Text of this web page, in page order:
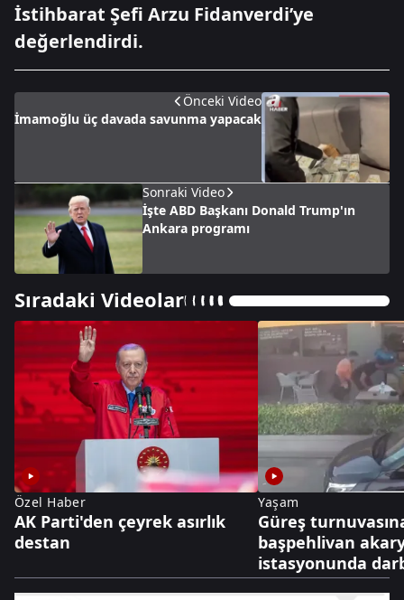
İstihbarat Şefi Arzu Fidanverdi’ye
değerlendirdi.
Önceki Video
İmamoğlu üç davada savunma yapacak
Sonraki Video
İşte ABD Başkanı Donald Trump'ın
Ankara programı
Sıradaki Videolar
Özel Haber
AK Parti'den çeyrek asırlık
destan
Yaşam
Güreş
başpehlivan
istasyonunda